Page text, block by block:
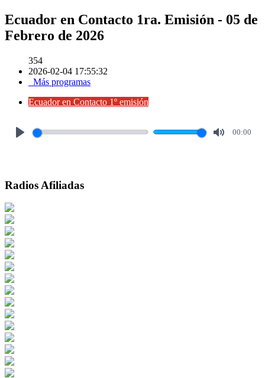
Ecuador en Contacto 1ra. Emisión - 05 de
Febrero de 2026
354
2026-02-04 17:55:32
Más programas
Ecuador en Contacto 1º emisión
00:00
Radios Afiliadas